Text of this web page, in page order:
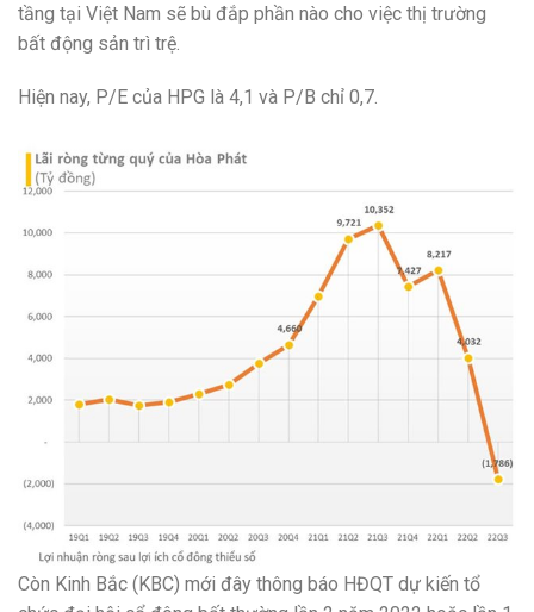
tầng tại Việt Nam sẽ bù đắp phần nào cho việc thị trường
bất động sản trì trệ.
Hiện nay, P/E của HPG là 4,1 và P/B chỉ 0,7.
Còn Kinh Bắc (KBC) mới đây thông báo HĐQT dự kiến tổ